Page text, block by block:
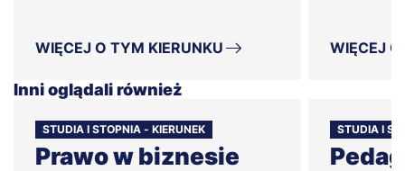
WIĘCEJ O TYM KIERUNKU WIĘCEJ
Inni oglądali również
STUDIA I STOPNIA - KIERUNEK
Prawo w biznesie
STUDIA I